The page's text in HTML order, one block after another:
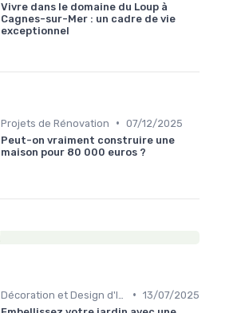
Vivre dans le domaine du Loup à
Cagnes-sur-Mer : un cadre de vie
exceptionnel
Projets de Rénovation • 07/12/2025
Peut-on vraiment construire une
maison pour 80 000 euros ?
• 13/07/2025